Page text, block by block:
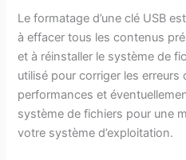
Le formatage d’une clé USB
à effacer tous les contenus
et à réinstaller le système de
utilisé pour corriger les
performances et
système de fichiers pour une
votre système d’exploitation.